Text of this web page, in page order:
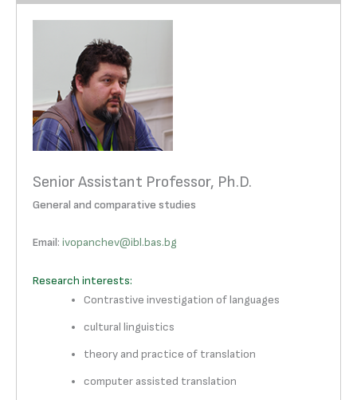
Senior Assistant Professor, Ph.D.
General and comparative studies
Email: ivopanchev@ibl.bas.bg
Research interests:
Contrastive investigation of languages
cultural linguistics
theory and practice of translation
computer assisted translation